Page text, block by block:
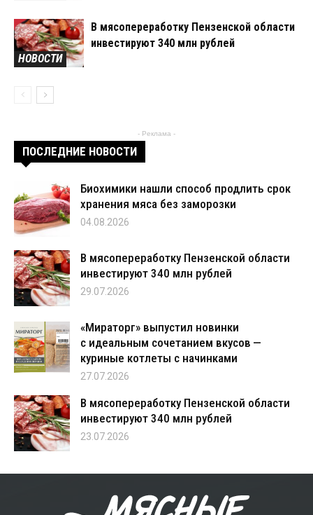
НОВОСТИ
В мясопереработку Пензенской области
инвестируют 340 млн рублей
- Реклама -
ПОСЛЕДНИЕ НОВОСТИ
Биохимики нашли способ продлить срок
хранения мяса без заморозки
04.08.2026
В мясопереработку Пензенской области
инвестируют 340 млн рублей
29.07.2026
«Мираторг» выпустил новинки
с идеальным сочетанием вкусов —
куриные котлеты с начинками
27.07.2026
В мясопереработку Пензенской области
инвестируют 340 млн рублей
23.07.2026